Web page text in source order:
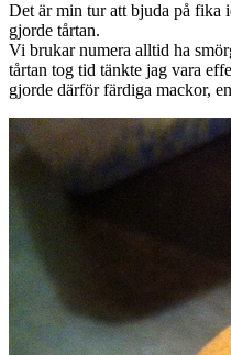
Det är min tur att bjuda på fika
gjorde tårtan.
Vi brukar numera alltid ha
tårtan tog tid tänkte jag vara
gjorde därför färdiga mackor,